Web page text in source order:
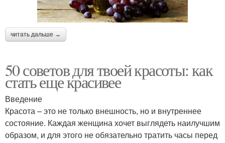
читать дальше →
50 советов для твоей красоты: как
стать еще красивее
Введение
Красота – это не только внешность, но и внутреннее
состояние. Каждая женщина хочет выглядеть наилучшим
образом, и для этого не обязательно тратить часы перед